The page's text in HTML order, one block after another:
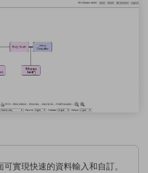
實現快速的資料輸入和自訂。